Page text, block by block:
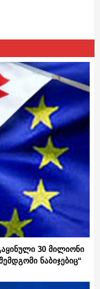
30 მილიონი
ნაბიჯებიც“